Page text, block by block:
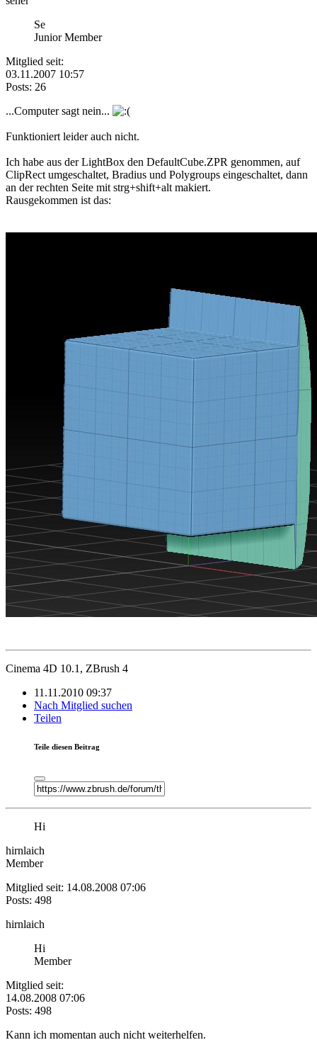
Se
Junior Member
Mitglied seit:
03.11.2007 10:57
Posts: 26
...Computer sagt nein...
Funktioniert leider auch nicht.
Ich habe aus der LightBox den DefaultCube.ZPR genommen, auf
ClipRect umgeschaltet, Bradius und Polygroups eingeschaltet, dann
an der rechten Seite mit strg+shift+alt makiert.
Rausgekommen ist das:
Cinema 4D 10.1, ZBrush 4
11.11.2010 09:37
Nach Mitglied suchen
Teilen
Teile diesen Beitrag
Hi
hirnlaich
Member
Mitglied seit: 14.08.2008 07:06
Posts: 498
hirnlaich
Hi
Member
Mitglied seit:
14.08.2008 07:06
Posts: 498
Kann ich momentan auch nicht weiterhelfen.